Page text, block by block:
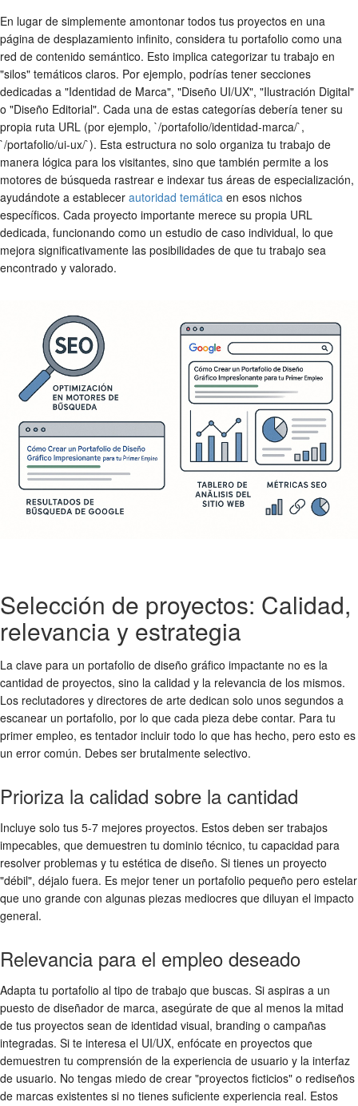
En lugar de simplemente amontonar todos tus proyectos en una
página de desplazamiento infinito, considera tu portafolio como una
red de contenido semántico. Esto implica categorizar tu trabajo en
"silos" temáticos claros. Por ejemplo, podrías tener secciones
dedicadas a "Identidad de Marca", "Diseño UI/UX", "Ilustración Digital"
o "Diseño Editorial". Cada una de estas categorías debería tener su
propia ruta URL (por ejemplo, `/portafolio/identidad-marca/`,
`/portafolio/ui-ux/`). Esta estructura no solo organiza tu trabajo de
manera lógica para los visitantes, sino que también permite a los
motores de búsqueda rastrear e indexar tus áreas de especialización,
ayudándote a establecer autoridad temática en esos nichos
específicos. Cada proyecto importante merece su propia URL
dedicada, funcionando como un estudio de caso individual, lo que
mejora significativamente las posibilidades de que tu trabajo sea
encontrado y valorado.
Selección de proyectos: Calidad,
relevancia y estrategia
La clave para un portafolio de diseño gráfico impactante no es la
cantidad de proyectos, sino la calidad y la relevancia de los mismos.
Los reclutadores y directores de arte dedican solo unos segundos a
escanear un portafolio, por lo que cada pieza debe contar. Para tu
primer empleo, es tentador incluir todo lo que has hecho, pero esto es
un error común. Debes ser brutalmente selectivo.
Prioriza la calidad sobre la cantidad
Incluye solo tus 5-7 mejores proyectos. Estos deben ser trabajos
impecables, que demuestren tu dominio técnico, tu capacidad para
resolver problemas y tu estética de diseño. Si tienes un proyecto
"débil", déjalo fuera. Es mejor tener un portafolio pequeño pero estelar
que uno grande con algunas piezas mediocres que diluyan el impacto
general.
Relevancia para el empleo deseado
Adapta tu portafolio al tipo de trabajo que buscas. Si aspiras a un
puesto de diseñador de marca, asegúrate de que al menos la mitad
de tus proyectos sean de identidad visual, branding o campañas
integradas. Si te interesa el UI/UX, enfócate en proyectos que
demuestren tu comprensión de la experiencia de usuario y la interfaz
de usuario. No tengas miedo de crear "proyectos ficticios" o rediseños
de marcas existentes si no tienes suficiente experiencia real. Estos